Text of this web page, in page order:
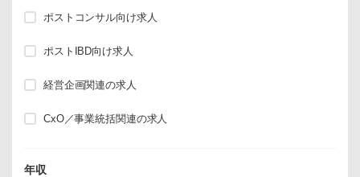
ポストコンサル向け求人
ポストIBD向け求人
経営企画関連の求人
CxO／事業統括関連の求人
年収